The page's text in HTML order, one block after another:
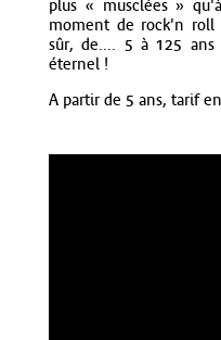
plus « musclées »
moment de rock'n roll
sûr, de.... 5 à 125
éternel !
A partir de 5 ans, tarif